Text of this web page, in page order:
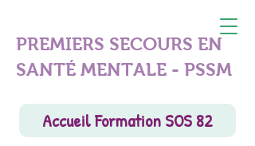
PREMIERS SECOURS EN
SANTÉ MENTALE - PSSM
Accueil Formation SOS 82